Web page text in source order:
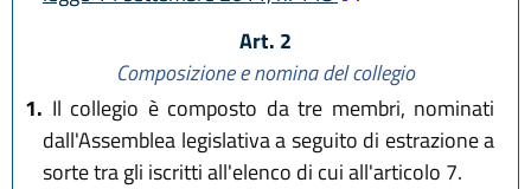
Art. 2
Composizione e nomina del collegio
1. Il collegio è composto da tre membri, nominati
dall'Assemblea legislativa a seguito di estrazione a
sorte tra gli iscritti all'elenco di cui all'articolo 7.